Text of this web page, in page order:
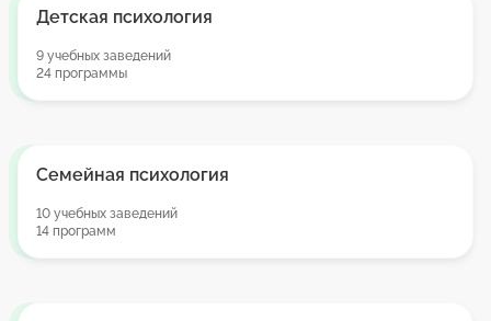
Детская психология
9 учебных заведений
24 программы
Семейная психология
10 учебных заведений
14 программ